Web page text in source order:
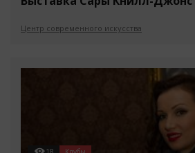
Центр современного искусства